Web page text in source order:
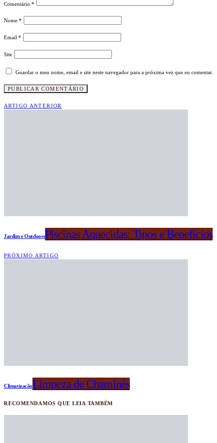
Comentário *
Nome *
Email *
Site
Guardar o meu nome, email e site neste navegador para a próxima vez que eu comentar.
ARTIGO ANTERIOR
Jardim e OutdoorsPiscinas Aquecidas: Tipos e Benefícios
PRÓXIMO ARTIGO
ClimatizaçãoLimpeza de Chaminés
RECOMENDAMOS QUE LEIA TAMBÉM